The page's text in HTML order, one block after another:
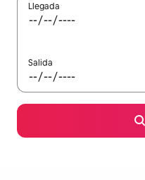
Llegada
Salida